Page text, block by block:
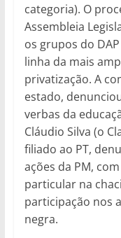
categoria). O
Assembleia
os grupos do
linha da mais
privatização. A
estado,
verbas da
Cláudio Silva (o
filiado ao PT,
ações da PM,
particular na
participação nos
negra.